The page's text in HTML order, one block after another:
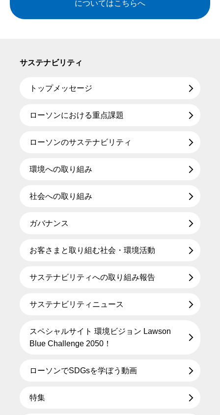
についてはこちらへ
サステナビリティ
トップメッセージ
ローソンにおける重点課題
ローソンのサステナビリティ
環境への取り組み
社会への取り組み
ガバナンス
お客さまと取り組む社会・環境活動
サステナビリティへの取り組み報告
サステナビリティニュース
スペシャルサイト 環境ビジョン Lawson
Blue Challenge 2050！
ローソンでSDGsを学ぼう動画
特集